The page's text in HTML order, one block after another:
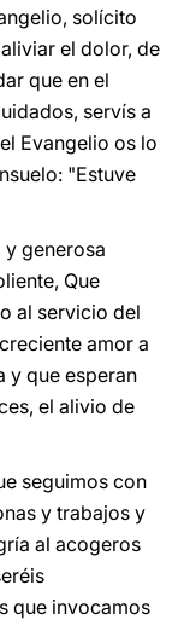
solícito
el dolor, de
que en el
servís a
Evangelio os lo
"Estuve
y generosa
Que
al servicio del
amor a
y que esperan
el alivio de
seguimos con
y trabajos y
al acogeros
que invocamos